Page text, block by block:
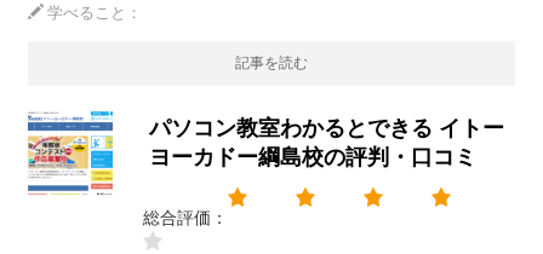
学べること：
記事を読む
パソコン教室わかるとできる イトー
ヨーカドー綱島校の評判・口コミ
総合評価：